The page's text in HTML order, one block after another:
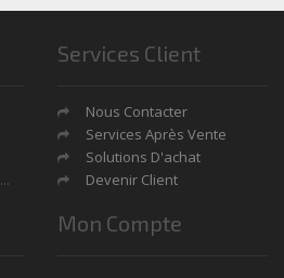
Services Client
Nous Contacter
Services Après Vente
Solutions D'achat
Devenir Client
Mon Compte